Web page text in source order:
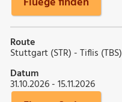
Route
Stuttgart (STR) - Tiflis (TBS)
Datum
31.10.2026 - 15.11.2026